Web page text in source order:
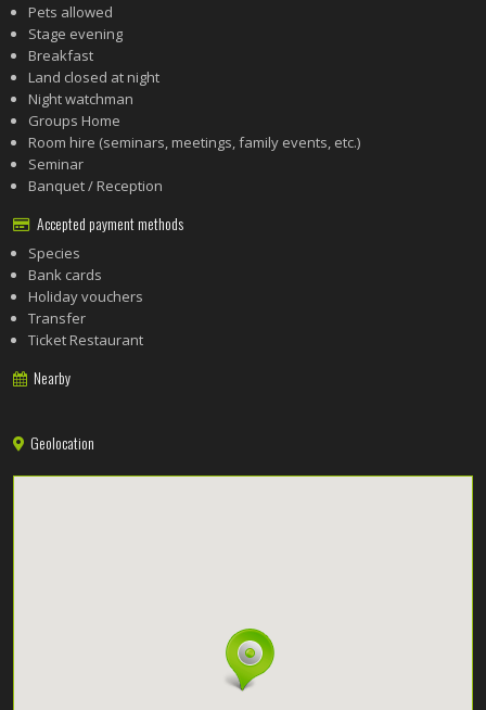
Pets allowed
Stage evening
Breakfast
Land closed at night
Night watchman
Groups Home
Room hire (seminars, meetings, family events, etc.)
Seminar
Banquet / Reception
Accepted payment methods
Species
Bank cards
Holiday vouchers
Transfer
Ticket Restaurant
Nearby
Geolocation